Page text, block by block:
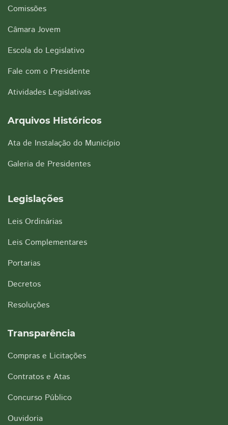
Comissões
Câmara Jovem
Escola do Legislativo
Fale com o Presidente
Atividades Legislativas
Arquivos Históricos
Ata de Instalação do Município
Galeria de Presidentes
Legislações
Leis Ordinárias
Leis Complementares
Portarias
Decretos
Resoluções
Transparência
Compras e Licitações
Contratos e Atas
Concurso Público
Ouvidoria